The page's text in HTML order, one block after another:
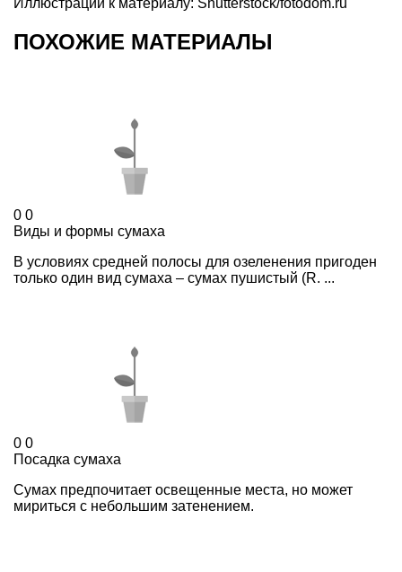
ПОХОЖИЕ МАТЕРИАЛЫ
0 0
Виды и формы сумаха
В условиях средней полосы для озеленения пригоден
только один вид сумаха – сумах пушистый (R. ...
0 0
Посадка сумаха
Сумах предпочитает освещенные места, но может
мириться с небольшим затенением.